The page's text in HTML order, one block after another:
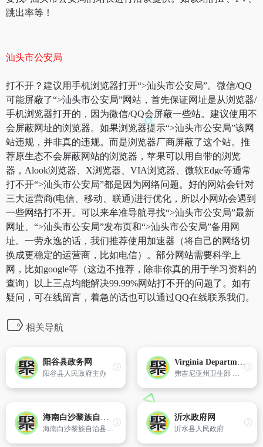
跳出率等！
汕头市公安局
打不开？建议用手机浏览器打开“>汕头市公安局”。微信/QQ
可能屏蔽了“>汕头市公安局”网站，首先保证网址是从浏览器/
手机浏览器打开的，因为微信/QQ会屏蔽一些站。建议使用不
会屏蔽网址的浏览器。如果浏览器提示“>汕头市公安局”该网
站违规，并非真的违规。而是浏览器厂商屏蔽了这个站。推
荐原生态不会屏蔽网站的浏览器，苹果可以用自带的浏览
器，Alook浏览器、X浏览器、VIA浏览器、微软Edge等通常
打不开“>汕头市公安局”都是因为网络问题。好的网站会针对
三大运营商(电信、移动、联通)进行优化，所以小网站会遇到
一些网络打不开。可以来牟准导航寻找“>汕头市公安局”最新
网址、“>汕头市公安局”发布页和“>汕头市公安局”备用网
址。一劳永逸的话，我们推荐使用加速器（将自己的网络切
换成更稳定的运营商，比如电信）。部分网站需要科学上
网，比如google等（这边不推荐，除非你真的用于学习资料的
查询）以上三点均能解决99.99%网站打不开的问题了。如有
疑问，可在线留言，着急的话也可以通过QQ在线联系我们。
相关导航
阳谷县政务网
阳谷县人民政府主办
Virginia Department of Health美国弗吉尼亚州卫生部
弗吉尼亚州卫生部 （VDH） 致力于保护和促进弗吉尼亚人的健康。VDH 由位于里士满的全州中央办公室和 35 个当地卫生区组成。这些实体共同努力,促进可以对抗慢性病的健康生活方式选择,教育公众了解应急准备和健康威胁,并跟踪弗吉尼亚州的疾病爆发。
海南白沙黎族自治县人民政府网
海南白沙黎族自治县人民政府网是面向社会公众提供政府服务兼具白沙县综合资讯的政府门户网。海南白沙黎族自治县人民政府网以政务公开、互动参与、走进白沙、白沙要闻、主题服务、投资服务、旅游服务为重点,整合了白沙县各级部门的信息资源为公众提供服务。
沂水政府网
沂水县人民政府